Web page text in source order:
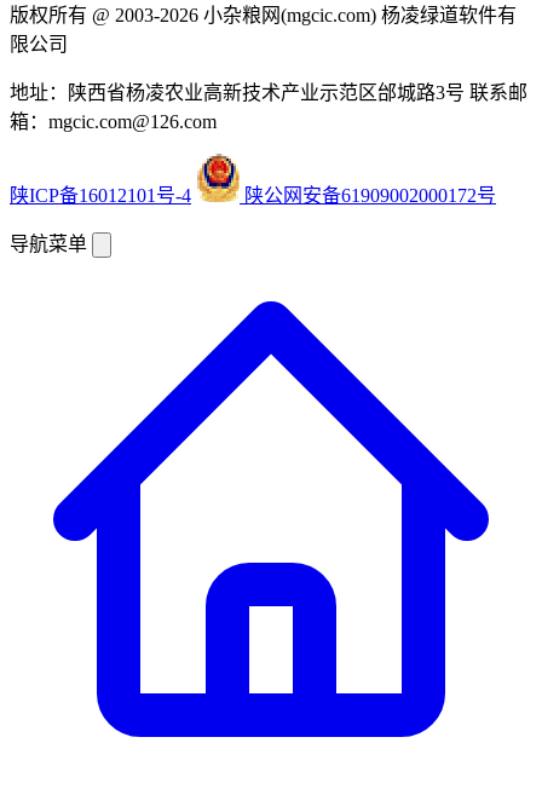
版权所有 @ 2003-2026 小杂粮网(mgcic.com) 杨凌绿道软件有
限公司
地址：陕西省杨凌农业高新技术产业示范区邰城路3号 联系邮
箱：mgcic.com@126.com
陕ICP备16012101号-4 陕公网安备61909002000172号
导航菜单